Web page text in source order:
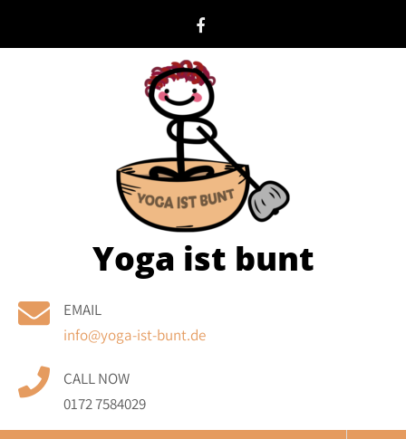
Yoga ist bunt
EMAIL
info@yoga-ist-bunt.de
CALL NOW
0172 7584029